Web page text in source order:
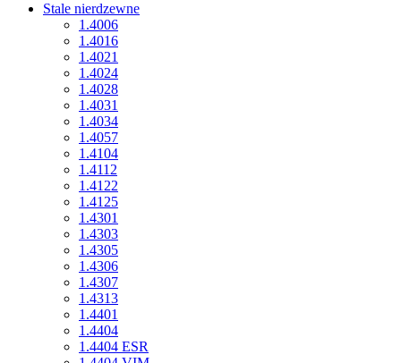
Stale nierdzewne
1.4006
1.4016
1.4021
1.4024
1.4028
1.4031
1.4034
1.4057
1.4104
1.4112
1.4122
1.4125
1.4301
1.4303
1.4305
1.4306
1.4307
1.4313
1.4401
1.4404
1.4404 ESR